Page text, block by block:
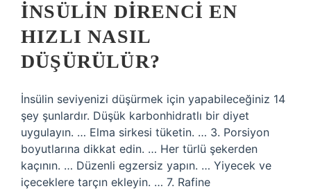
İNSÜLIN DIRENCI EN
HIZLI NASIL
DÜŞÜRÜLÜR?
İnsülin seviyenizi düşürmek için yapabileceğiniz 14
şey şunlardır. Düşük karbonhidratlı bir diyet
uygulayın. … Elma sirkesi tüketin. … 3. Porsiyon
boyutlarına dikkat edin. … Her türlü şekerden
kaçının. … Düzenli egzersiz yapın. … Yiyecek ve
içeceklere tarçın ekleyin. … 7. Rafine